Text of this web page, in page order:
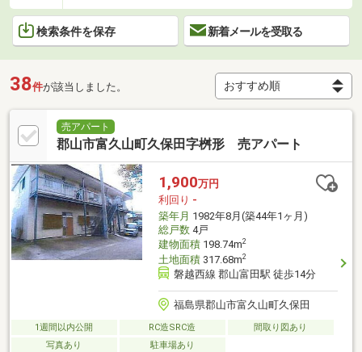
検索条件を保存 新着メールを受取る
38件が該当しました。
売アパート
郡山市富久山町久保田字桝形 売アパート
1,900万円
利回り -
築年月 1982年8月(築44年1ヶ月)
総戸数4戸
建物面積198.74m2
土地面積317.68m2
磐越西線 郡山富田駅 徒歩14分
福島県郡山市富久山町久保田
1週間以内公開 RC造SRC造
間取り図あり
写真あり
駐車場あり